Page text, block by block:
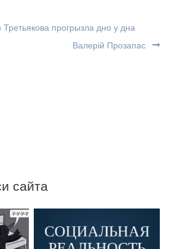
прогрызла дно у дна
Валерій Прозапас
сайта